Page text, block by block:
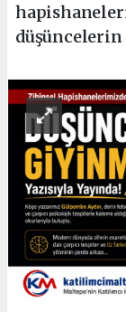
düşüncelerin